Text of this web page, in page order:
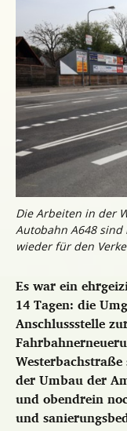
Die Arbeiten in der
Autobahn A648
wieder für den
Es war ein
14 Tagen: die
Anschlussstelle
der Umbau der
und obendrein
und